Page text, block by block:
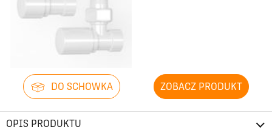
DO SCHOWKA ZOBACZ PRODUKT
OPIS PRODUKTU